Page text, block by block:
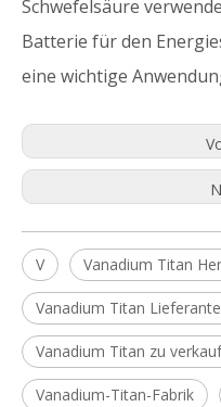
Schwefelsäure
Batterie für den
eine wichtige
V Vanadium Titan
Vanadium Titan
Vanadium Titan zu
Vanadium-Titan-Fabrik